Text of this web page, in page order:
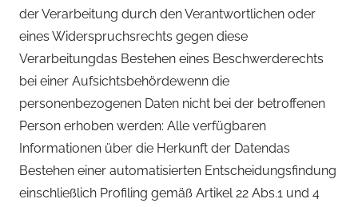
der Verarbeitung durch den Verantwortlichen oder
eines Widerspruchsrechts gegen diese
Verarbeitungdas Bestehen eines Beschwerderechts
bei einer Aufsichtsbehördewenn die
personenbezogenen Daten nicht bei der betroffenen
Person erhoben werden: Alle verfügbaren
Informationen über die Herkunft der Datendas
Bestehen einer automatisierten Entscheidungsfindung
einschließlich Profiling gemäß Artikel 22 Abs.1 und 4